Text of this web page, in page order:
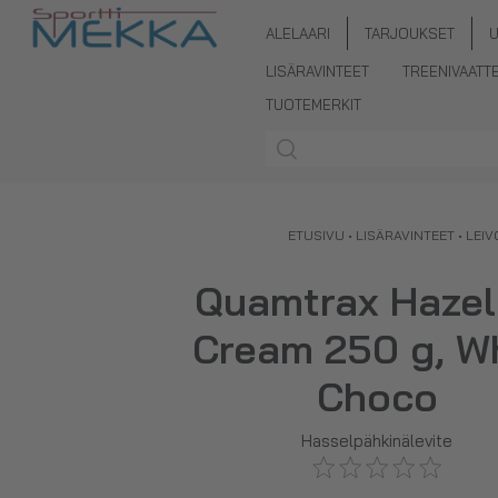
ALELAARI TARJOUKSET
LISÄRAVINTEET
TUOTEMERKIT
ETUSIVU • LISÄRAVINTEET •
Quamtrax
Cream 250 g,
Choco
Hasselpähkinälevite